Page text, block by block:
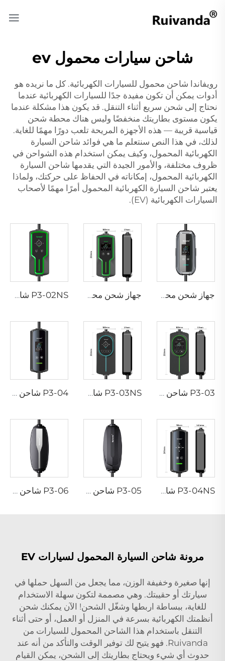
شاحن سيارات محمول ev
رويفاندا شاحن محمول للسيارات الكهربائية. كل ما نريده هو
أدوات يمكن أن تكون مفيدة جدًا للسيارات الكهربائية عندما
نحتاج إلى شحن سريع أثناء التنقل. قد يكون هذا مشكلة عندما
يكون مستوى بطاريتك منخفضًا وليس هناك محطة شحن
قياسية قريبة — هذه الأجهزة المريحة تلعب دورًا مهمًا للغاية.
لذلك، في هذا النص سنتعلم ما هي فوائد شاحن السيارة
الكهربائية المحمول، وكيف يمكن استخدام هذه الشواحن في
ظروف مختلفة، والأمور الجيدة التي يقدمها شاحن السيارة
الكهربائية المحمول، إمكاناته في الحفاظ على حركتك، ولماذا
يعتبر شاحن السيارة الكهربائية المحمول أمرًا مهمًا لأصحاب
السيارات الكهربائية (EV).
جهاز شحن محمول P3-01 لمركبات EV جهاز شحن محمول P3-02 لمركبات EV P3-02NS شاحن محمول لسيارات EV
P3-03 شاحن محمول لسيارات EV P3-03NS شاحن محمول لسيارات EV P3-04 شاحن محمول لسيارات EV
P3-04NS شاحن محمول لسيارات EV P3-05 شاحن محمول لسيارات EV P3-06 شاحن محمول لسيارات EV
مرونة شاحن السيارة المحمول لسيارات EV
إنها صغيرة وخفيفة الوزن، مما يجعل من السهل حملها في
سيارتك أو حقيبتك. وهي مصممة لتكون سهلة الاستخدام
للغاية، ببساطة اربطها وشغّل الشحن! الآن يمكنك شحن
أنظمتك الكهربائية بسرعة في المنزل أو العمل، أو حتى أثناء
التنقل باستخدام هذا الشاحن المحمول للسيارات من
Ruivanda. فهو يتيح لك توفير الوقت والتأكد من أنه عند
حدوث أي شيء ويحتاج بطاريتك إلى الشحن، يمكن القيام